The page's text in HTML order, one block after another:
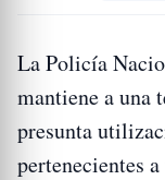
La Policía
mantiene a una
presunta
pertenecientes